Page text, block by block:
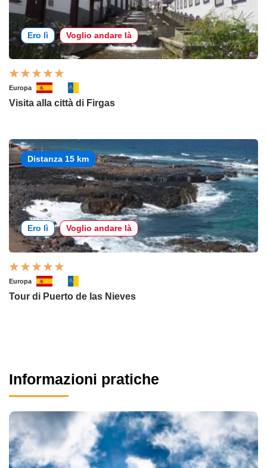
Ero lì Voglio andare là
Europa
Visita alla città di Firgas
Distanza 15 km
Ero lì Voglio andare là
Europa
Tour di Puerto de las Nieves
Informazioni pratiche